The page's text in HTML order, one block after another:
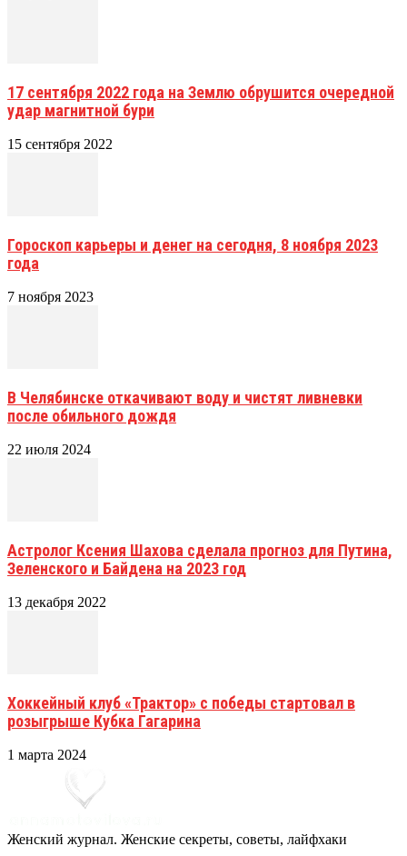
17 сентября 2022 года на Землю обрушится очередной
удар магнитной бури
15 сентября 2022
Гороскоп карьеры и денег на сегодня, 8 ноября 2023
года
7 ноября 2023
В Челябинске откачивают воду и чистят ливневки
после обильного дождя
22 июля 2024
Астролог Ксения Шахова сделала прогноз для Путина,
Зеленского и Байдена на 2023 год
13 декабря 2022
Хоккейный клуб «Трактор» с победы стартовал в
розыгрыше Кубка Гагарина
1 марта 2024
Женский журнал. Женские секреты, советы, лайфхаки